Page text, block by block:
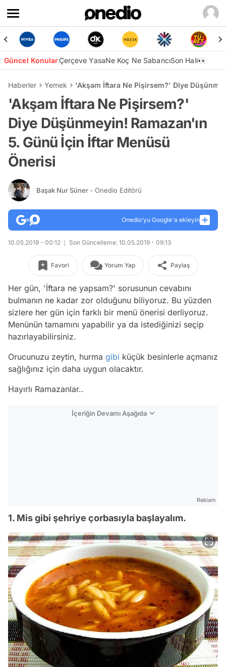
Güncel KonularÇerçeve YasaNe Koç Ne SabancıSon Hali👀
Haberler Yemek 'Akşam İftara Ne Pişirsem?' Diye
'Akşam İftara Ne Pişirsem?'
Diye Düşünmeyin! Ramazan'ın
5. Günü İçin İftar Menüsü
Önerisi
Başak Nur Süner - Onedio Editörü
Onedio’yu Google'a ekleyin
10.05.2019 - 00:12 Son Güncelleme: 10.05.2019 - 09:13
Favori Yorum Yap Paylaş
Her gün, 'İftara ne yapsam?' sorusunun cevabını
bulmanın ne kadar zor olduğunu biliyoruz. Bu yüzden
sizlere her gün için farklı bir menü önerisi derliyoruz.
Menünün tamamını yapabilir ya da istediğinizi seçip
hazırlayabilirsiniz.
Orucunuzu zeytin, hurma gibi küçük besinlerle açmanız
sağlığınız için daha uygun olacaktır.
Hayırlı Ramazanlar..
İçeriğin Devamı Aşağıda
Reklam
1. Mis gibi şehriye çorbasıyla başlayalım.